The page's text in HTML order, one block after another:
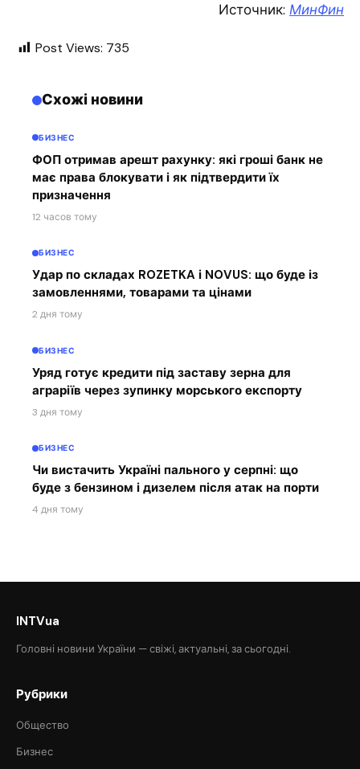
Источник: МинФин
Post Views: 735
Схожі новини
БИЗНЕС
ФОП отримав арешт рахунку: які гроші банк не
має права блокувати і як підтвердити їх
призначення
12 часов тому
БИЗНЕС
Удар по складах ROZETKA і NOVUS: що буде із
замовленнями, товарами та цінами
2 дня тому
БИЗНЕС
Уряд готує кредити під заставу зерна для
аграріїв через зупинку морського експорту
3 дня тому
БИЗНЕС
Чи вистачить Україні пального у серпні: що
буде з бензином і дизелем після атак на порти
4 дня тому
INTVua
Головні новини України — свіжі, актуальні, за сьогодні.
Рубрики
Общество
Бизнес